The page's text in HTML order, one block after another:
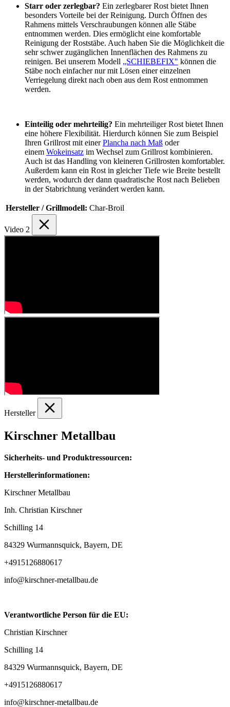
Starr oder zerlegbar? Ein zerlegbarer Rost bietet Ihnen
besonders Vorteile bei der Reinigung. Durch Öffnen des
Rahmens mittels Verschraubungen können alle Stäbe
entnommen werden. Dies ermöglicht eine komfortable
Reinigung der Roststäbe. Auch haben Sie die Möglichkeit die
sehr schwer zugänglichen Innenflächen des Rahmens zu
reinigen. Bei unserem Modell „SCHIEBEFIX" können die
Stäbe noch einfacher nur mit Lösen einer einzelnen
Verriegelung direkt nach oben aus dem Rost entnommen
werden.
Einteilig oder mehrteilig? Ein mehrteiliger Rost bietet Ihnen
eine höhere Flexibilität. Hierdurch können Sie zum Beispiel
Ihren Grillrost mit einerPlancha nach Maß oder
einem Wokeinsatz im Wechsel zum Grillrost kombinieren.
Auch ist das Handling von kleineren Grillrosten komfortabler.
Außerdem kann ein Rost in gleicher Tiefe wie Breite bestellt
werden, wodurch der dann quadratische Rost nach Belieben
in der Stabrichtung verändert werden kann.
Hersteller / Grillmodell: Char-Broil
Video 2
Hersteller
Kirschner Metallbau
Sicherheits- und Produktressourcen:
Herstellerinformationen:
Kirschner Metallbau
Inh. Christian Kirschner
Schilling 14
84329 Wurmannsquick, Bayern, DE
+4915126880617
info@kirschner-metallbau.de
Verantwortliche Person für die EU:
Christian Kirschner
Schilling 14
84329 Wurmannsquick, Bayern, DE
+4915126880617
info@kirschner-metallbau.de